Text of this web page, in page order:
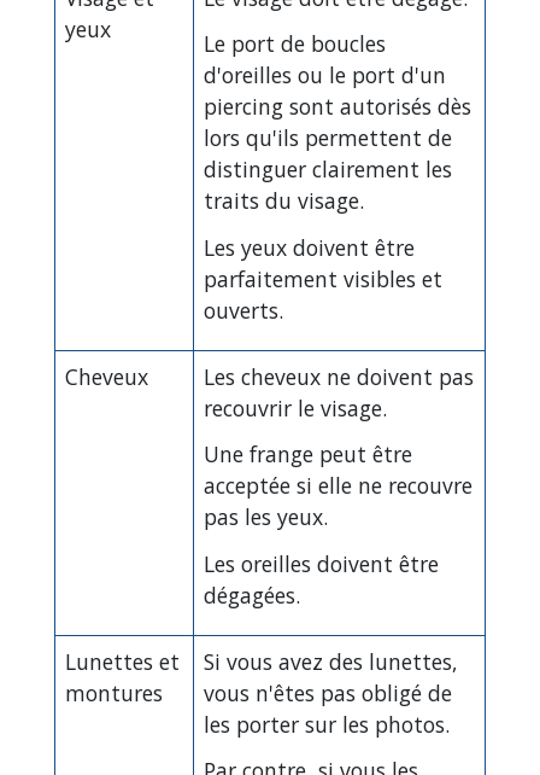
yeux
Le port de boucles
d'oreilles ou le port d'un
piercing sont autorisés dès
lors qu'ils permettent de
distinguer clairement les
traits du visage.
Les yeux doivent être
parfaitement visibles et
ouverts.
Cheveux
Les cheveux ne doivent pas
recouvrir le visage.
Une frange peut être
acceptée si elle ne recouvre
pas les yeux.
Les oreilles doivent être
dégagées.
Lunettes et
montures
Si vous avez des lunettes,
vous n'êtes pas obligé de
les porter sur les photos.